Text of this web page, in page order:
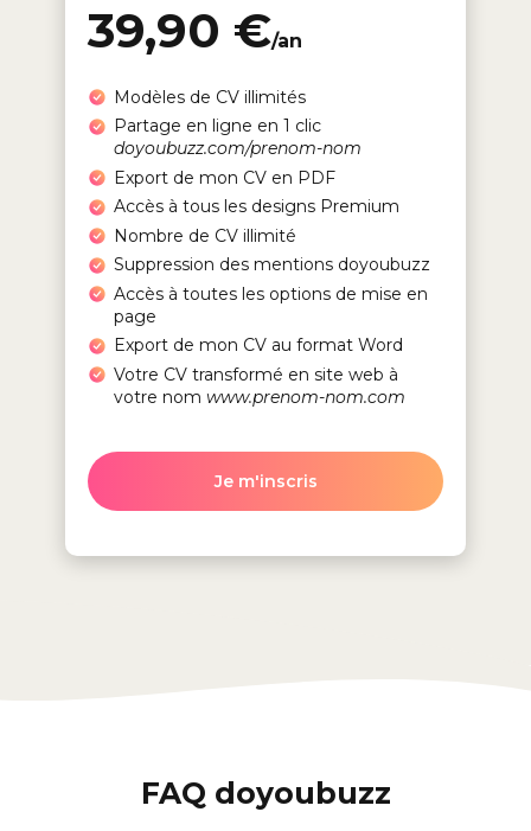
39,90 €/an
Modèles de CV illimités
Partage en ligne en 1 clic
doyoubuzz.com/prenom-nom
Export de mon CV en PDF
Accès à tous les designs Premium
Nombre de CV illimité
Suppression des mentions doyoubuzz
Accès à toutes les options de mise en
page
Export de mon CV au format Word
Votre CV transformé en site web à
votre nomwww.prenom-nom.com
Je m'inscris
FAQ doyoubuzz